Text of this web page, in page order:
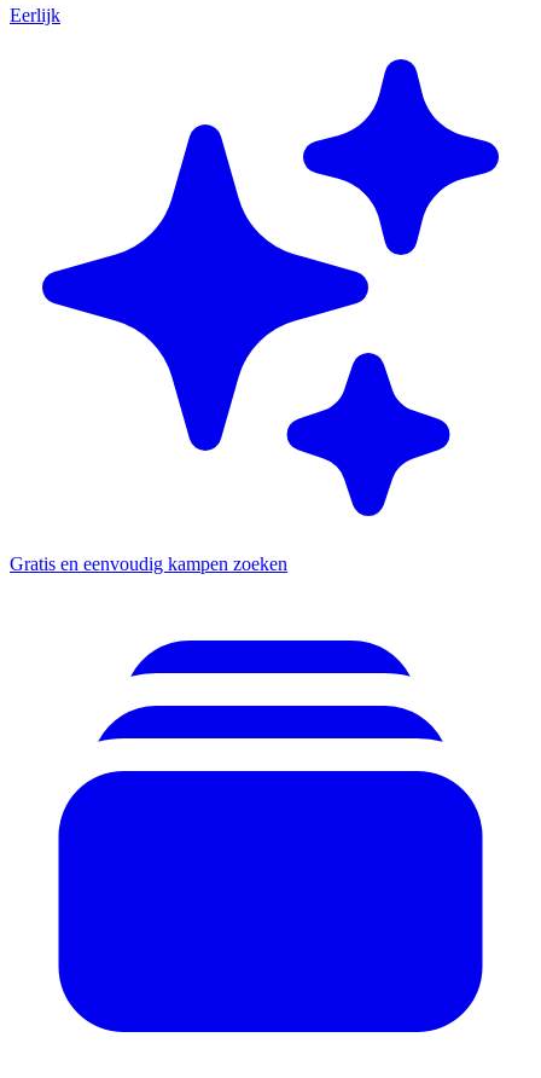
Eerlijk
Gratis en eenvoudig kampen zoeken